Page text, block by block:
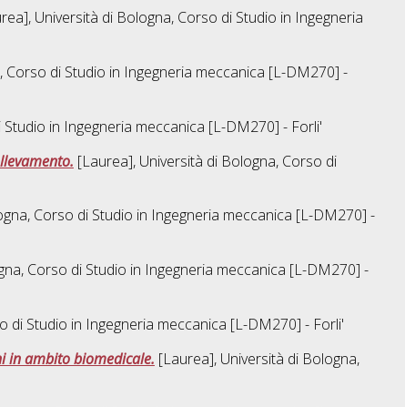
Università di Bologna, Corso di Studio in Ingegneria
Corso di Studio in Ingegneria meccanica [L-DM270] -
in Ingegneria meccanica [L-DM270] - Forli'
[Laurea], Università di Bologna, Corso di
Corso di Studio in Ingegneria meccanica [L-DM270] -
Corso di Studio in Ingegneria meccanica [L-DM270] -
di Studio in Ingegneria meccanica [L-DM270] - Forli'
in ambito biomedicale. [Laurea], Università di Bologna,